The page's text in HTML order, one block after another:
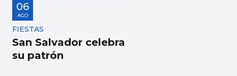
06
AGO
FIESTAS
San Salvador celebra
su patrón